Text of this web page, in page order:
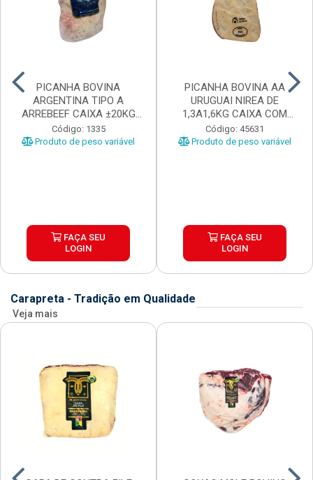
PICANHA BOVINA
ARGENTINA TIPO A
ARREBEEF CAIXA ±20KG
PEÇAS 1...
Código: 1335
Produto de peso variável
FAÇA SEU
LOGIN
PICANHA BOVINA AA
URUGUAI NIREA DE
1,3A1,6KG CAIXA COM
±15KG
Código: 45631
Produto de peso variável
FAÇA SEU
LOGIN
Carapreta - Tradição em Qualidade
Veja mais